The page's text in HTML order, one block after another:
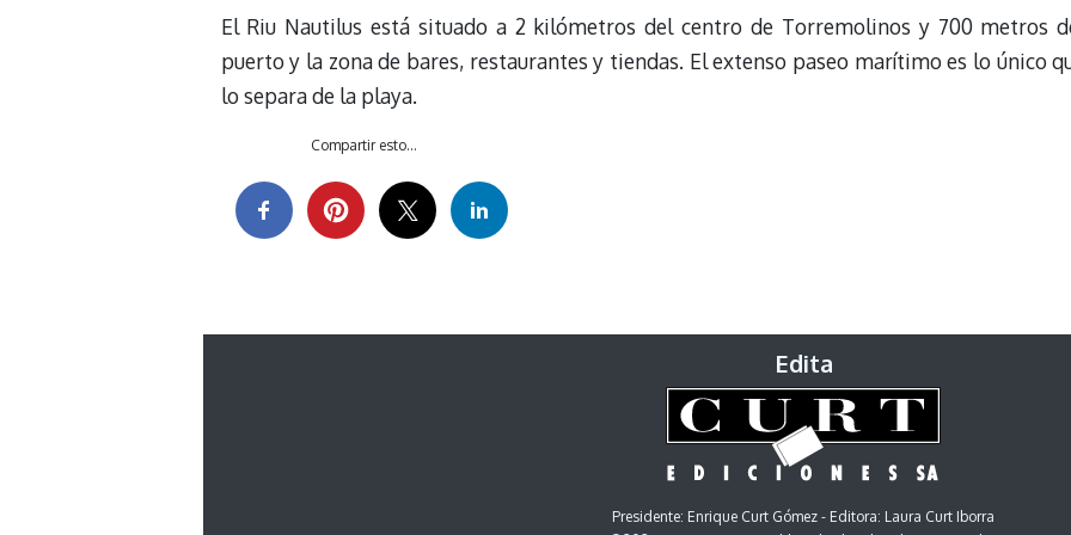
El Riu Nautilus está situado a 2 kilómetros del centro de Torremolinos y 700 metros
puerto y la zona de bares, restaurantes y tiendas. El extenso paseo marítimo es lo único
lo separa de la playa.
Compartir esto...
Edita
Presidente: Enrique Curt Gómez - Editora: Laura Curt Iborra